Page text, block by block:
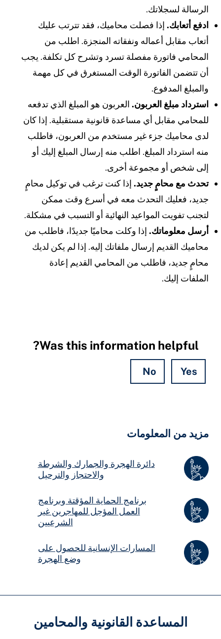
الرسالة لسجلاتك.
ادفع أتعابك.إذا فصلت محاميك، فقد تترتب عليك
أتعاب مقابل أعماله ونفقاته المنجزة. اطلب من
المحامي فاتورة مفصلة تسرد وتشرح كل تكلفة. يجب
أن تتضمن الفاتورة الوقت المستغرق في كل مهمة
والمبلغ المدفوع.
استرداد مبلغ العربون.العربون هو المبلغ الذي تدفعه
للمحامي مقابل أي مساعدة قانونية مستقبلية. إذا كان
لدى محاميك جزء غير مستخدم من العربون، فاطلب
منه استرداد المبلغ. اطلب منه إرسال المبلغ إليك أو
إلى شخص أو مجموعة أخرى.
تحدث مع محامٍ جديد.إذا كنت ترغب في توكيل محامٍ
جديد، فعليك التحدث معه في أسرع وقت ممكن
لتجنب تفويت المواعيد النهائية أو التسبب في مشكلة.
أرسل معلوماتك.إذا وكلت محاميًا جديدًا، فاطلب من
محاميك القديم إرسال ملفاتك إليه. إذا لم يكن لديك
محامٍ جديد، فاطلب من المحامي القديم إعادة
الملفات إليك.
Was this information helpful?
Yes
No
مزيد من المعلومات
دائرة الهجرة والجمارك والشرطة
والاحتجاز والترحيل
برنامج الحماية المؤقتة وبرنامج
العمل المؤجل للمهاجرين غير
الشرعيين
المسارات الإنسانية للحصول على
وضع الهجرة
المساعدة القانونية والمحامين